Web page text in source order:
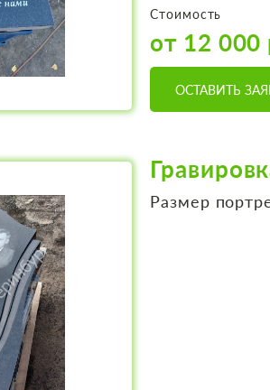
Стоимость
от 12 000
ОСТАВИТЬ
Размер